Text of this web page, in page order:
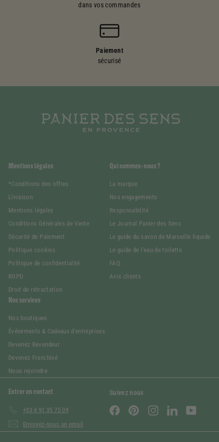
dans vos commandes
Paiement
sécurisé
Mentions légales
*Conditions des offres
Livraison
Mentions légales
Conditions Générales de Vente
Sécurité de Paiement
Politique cookies
Politique de confidentialité
RGPD
Droit de rétractation
Qui sommes-nous ?
La marque
Nos engagements
Responsabilité
Le Journal Panier des Sens
Le guide du savon de Marseille liquide
Le guide de l'eau de toilette
FAQ
Avis clients
Nos services
Nos boutiques
Événements & Cadeaux d'entreprises
Devenez Revendeur
Devenez Franchisé
Nous rejoindre
Entrer en contact
+33 4 91 35 75 09
Envoyez-nous un email
Suivez nous
FacebookPinterestInstagramLinkedIn